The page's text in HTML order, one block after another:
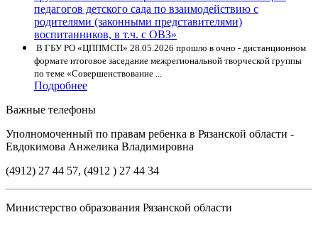
В ГБУ РО «ЦППМСП» 28.05.2026 прошло в очно - дистанционном
формате итоговое заседание межрегиональной творческой группы
по теме «Совершенствование ...
Подробнее
Важные телефоны
Уполномоченный по правам ребенка в Рязанской области -
Евдокимова Анжелика Владимировна
(4912) 27 44 57, (4912 ) 27 44 34
Министерство образования Рязанской области